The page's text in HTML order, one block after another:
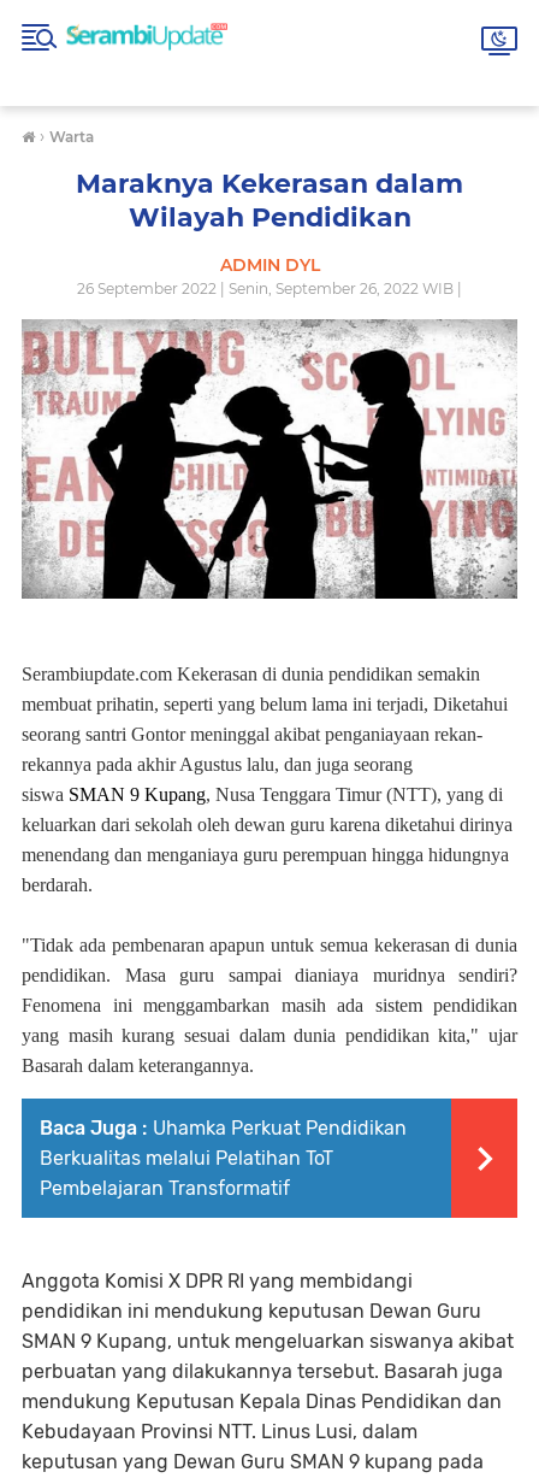
› Warta
Maraknya Kekerasan dalam
Wilayah Pendidikan
ADMIN DYL
26 September 2022 | Senin, September 26, 2022 WIB |
Serambiupdate.com Kekerasan di dunia pendidikan semakin
membuat prihatin, seperti yang belum lama ini terjadi, Diketahui
seorang santri Gontor meninggal akibat penganiayaan rekan-
rekannya pada akhir Agustus lalu, dan juga seorang
siswa SMAN 9 Kupang, Nusa Tenggara Timur (NTT), yang di
keluarkan dari sekolah oleh dewan guru karena diketahui dirinya
menendang dan menganiaya guru perempuan hingga hidungnya
berdarah.
"Tidak ada pembenaran apapun untuk semua kekerasan di dunia
pendidikan. Masa guru sampai dianiaya muridnya sendiri?
Fenomena ini menggambarkan masih ada sistem pendidikan
yang masih kurang sesuai dalam dunia pendidikan kita," ujar
Basarah dalam keterangannya.
Baca Juga : Uhamka Perkuat Pendidikan
Berkualitas melalui Pelatihan ToT
Pembelajaran Transformatif
Anggota Komisi X DPR RI yang membidangi
pendidikan ini mendukung keputusan Dewan Guru
SMAN 9 Kupang, untuk mengeluarkan siswanya akibat
perbuatan yang dilakukannya tersebut. Basarah juga
mendukung Keputusan Kepala Dinas Pendidikan dan
Kebudayaan Provinsi NTT. Linus Lusi, dalam
keputusan yang Dewan Guru SMAN 9 kupang pada